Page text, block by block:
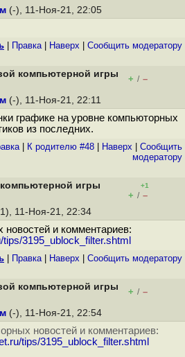
(-), 11-Ноя-21, 22:05
Правка| Наверх Cообщить модератору
компьютерной игры
+ / –
(-), 11-Ноя-21, 22:11
графике на уровне компьюторных
из последних.
| К родителю #48 Наверх
Cообщить
модератору
игры
+1
+ / –
11-Ноя-21, 22:34
и комментариев:
3195_ublock_filter.shtml
Правка| Наверх Cообщить модератору
компьютерной игры
+ / –
(-), 11-Ноя-21, 22:54
новостей и комментариев:
tips/3195_ublock_filter.shtml